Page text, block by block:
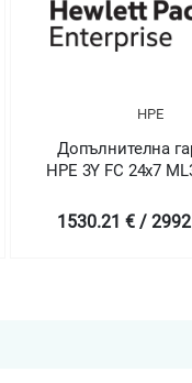
HPE
Допълнителна
HPE 3Y FC 24x7
1530.21 € /